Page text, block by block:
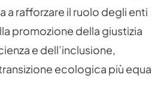
a rafforzare il ruolo degli enti
promozione della giustizia
e dell’inclusione,
ecologica più equa